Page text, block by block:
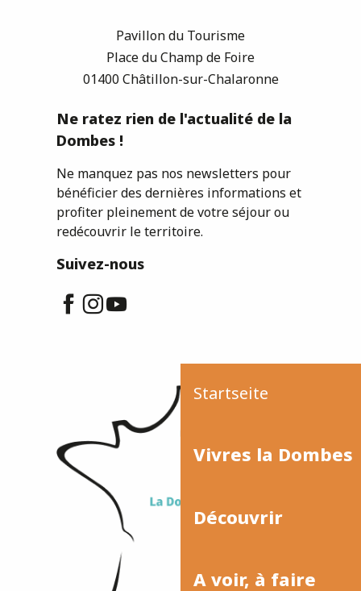
Startseite
Vivres la Dombes
Découvrir
A voir, à faire
Pavillon du Tourisme
Place du Champ de Foire
01400 Châtillon-sur-Chalaronne
Ne ratez rien de l'actualité de la
Dombes !
Ne manquez pas nos newsletters pour
bénéficier des dernières informations et
profiter pleinement de votre séjour ou
redécouvrir le territoire.
Suivez-nous